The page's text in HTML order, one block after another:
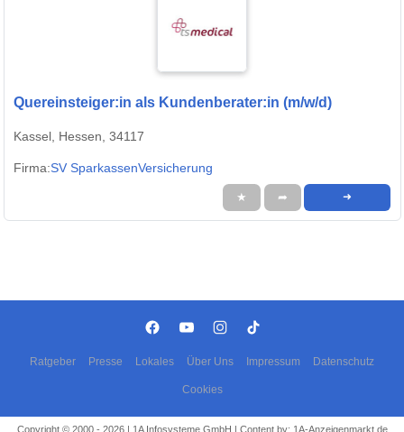
Quereinsteiger:in als Kundenberater:in (m/w/d)
Kassel, Hessen, 34117
Firma:SV SparkassenVersicherung
★ ➦ ➜
Ratgeber Presse Lokales Über Uns Impressum Datenschutz
Cookies
Copyright © 2000 - 2026 | 1A Infosysteme GmbH | Content by: 1A-Anzeigenmarkt.de